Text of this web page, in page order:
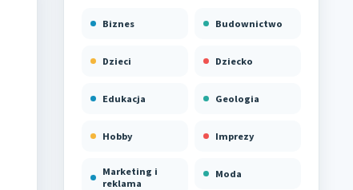
Biznes Budownictwo
Dzieci Dziecko
Edukacja Geologia
Hobby Imprezy
Marketing i
reklama
Moda